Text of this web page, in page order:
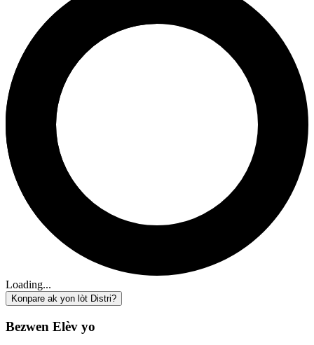
Loading...
Konpare ak yon lòt Distri?
Bezwen Elèv yo